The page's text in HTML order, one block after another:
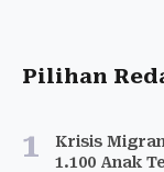
Pilihan
1
Krisis
1.100 Anak